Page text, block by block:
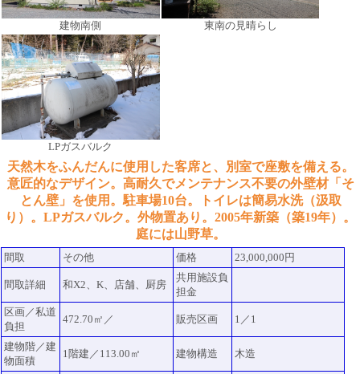
建物南側 東南の見晴らし
LPガスバルク
天然木をふんだんに使用した客席と、別室で座敷を備える。
意匠的なデザイン。高耐久でメンテナンス不要の外壁材「そ
とん壁」を使用。駐車場10台。トイレは簡易水洗（汲取
り）。LPガスバルク。外物置あり。2005年新築（築19年）。
庭には山野草。
間取 その他 価格 23,000,000円
間取詳細 和X2、K、店舗、厨房
共用施設負
担金
区画／私道
負担
472.70㎡／ 販売区画 1／1
建物階／建
物面積
1階建／113.00㎡ 建物構造 木造